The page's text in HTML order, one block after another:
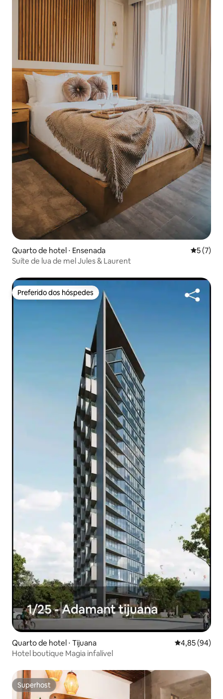
Quarto de hotel ⋅ Ensenada 5 de
5 (7)
Suíte de lua de mel Jules & Laurent
Preferido dos hóspedes
Preferido dos hóspedes
Quarto de hotel ⋅ Tijuana 4,85 de uma
4,85 (94)
Hotel boutique Magia infalível
Superhost
Superhost